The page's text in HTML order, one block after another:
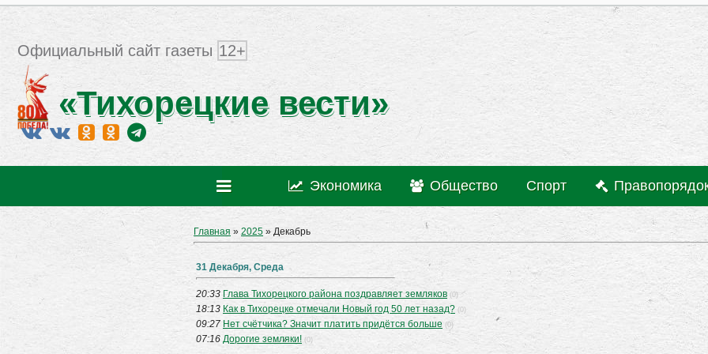
Официальный сайт газеты 12+
«Тихорецкие вести»
Экономика Общество Спорт
Главная » 2025 » Декабрь
31 Декабря, Среда
20:33 Глава Тихорецкого района поздравляет земляков (0)
18:13 Как в Тихорецке отмечали Новый год 50 лет назад? (0)
09:27 Нет счётчика? Значит платить придётся больше (0)
07:16 Дорогие земляки! (0)